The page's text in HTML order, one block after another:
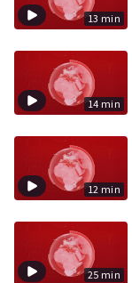
13 min
14 min
12 min
25 min